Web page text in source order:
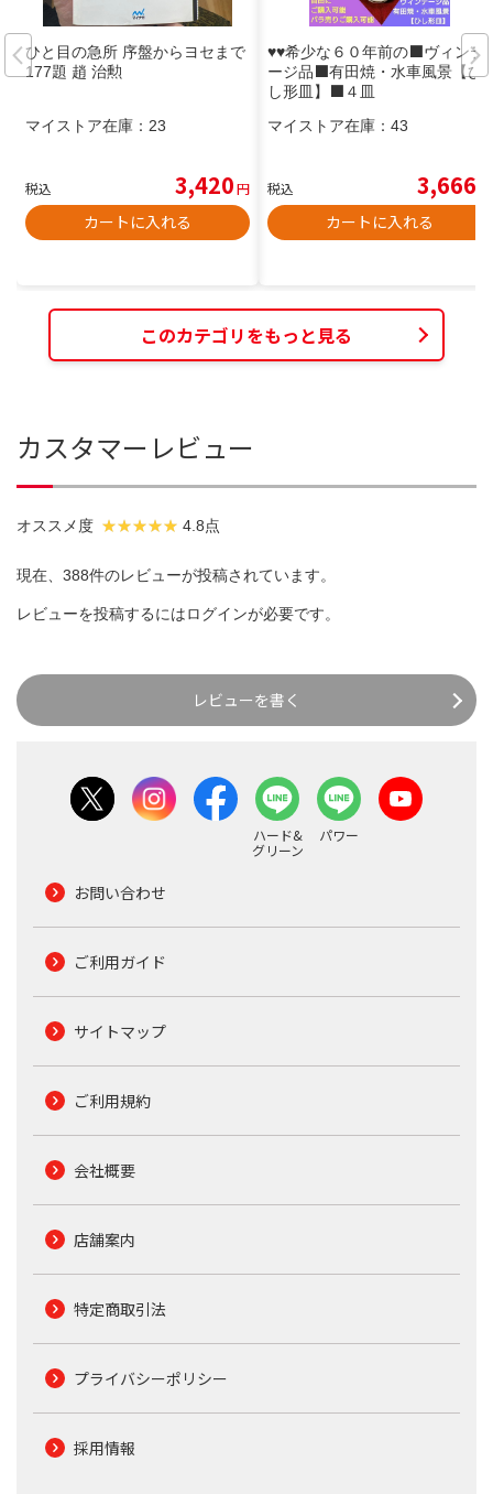
ひと目の急所 序盤からヨセまで
177題 趙 治勲
マイストア在庫： 23
税込 3,420円
カートに入れる
♥♥希少な６０年前の⬛ヴィンテ
ージ品⬛有田焼・水車風景【ひ
し形皿】⬛４皿
マイストア在庫： 43
税込 3,666
カートに入れる
このカテゴリをもっと見る
カスタマーレビュー
オススメ度 4.8点
現在、388件のレビューが投稿されています。
レビューを投稿するにはログインが必要です。
レビューを書く
ハード&
グリーン
パワー
お問い合わせ
ご利用ガイド
サイトマップ
ご利用規約
会社概要
店舗案内
特定商取引法
プライバシーポリシー
採用情報